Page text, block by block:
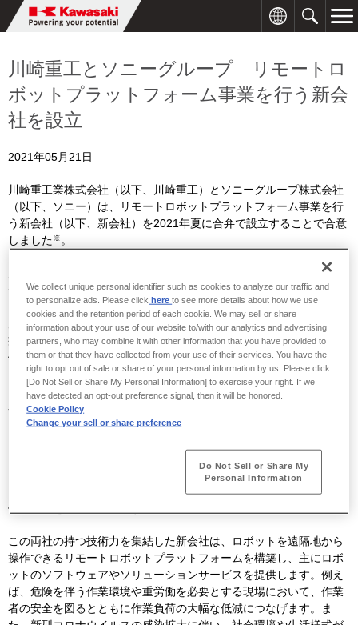
川崎重工とソニーグループ リモートロ
ボットプラットフォーム事業を行う新会
社を設立
2021年05月21日
川崎重工業株式会社（以下、川崎重工）とソニーグループ株式会社
（以下、ソニー）は、リモートロボットプラットフォーム事業を行
う新会社（以下、新会社）を2021年夏に合弁で設立することで合意
しました※ 。
」を制定し、今後注力する社
会課題に対するフィールドの一つとして「安全安心リモート社会」
を掲げています。この中では、長年培ってきたロボティクスや陸海
空のモビリティの技術を活用して、手術支援ロボットなどの「医
療・ヘルスケア」、生命や財産を守る「災害対応」、そして遠隔操
作による「新しい働き方・くらし方」を提案し、誰もが安全に安心
して働ける社会の実現を目指しています。
また、ソニーは、「クリエイティビティとテクノロジーの力で、世
界を感動で満たす」というPurpose(存在意義
う経営の方向性のもと、「人」を軸とした多様な事業を展開してい
る画像処理やセンシング、通信技術などによって、人々にエンタテ
インメントの感動とそれを支える安心・安全を届けることで新たな
価値創出を目指しています。
この両社の持つ技術力を集結した新会社は、ロボットを遠隔地から
操作できるリモートロボットプラットフォームを構築し、主にロボ
ットのソフトウェアやソリューションサービスを提供します。例え
ば、危険を伴う作業環境や重労働を必要とする現場において、作業
者の安全を図るとともに作業負荷の大幅な低減につなげます。ま
We collect unique personal identifier such as cookies to analyze our traffic and
to personalize ads. Please click hereto see more details about how we use
cookies and the retention period of each cookie. We may sell or share
information about your use of our website to/with our analytics and advertising
partners, who may combine it with other information that you have provided to
them or that they have collected from your use of their services. You have the
right to opt out of sale or share of your personal information by us. Please click
[Do Not Sell or Share My Personal Information] to exercise your right. If we
have detected an opt-out preference signal, then it will be honored.
Cookie Policy
Change your sell or share preference
Do Not Sell or Share My
Personal Information